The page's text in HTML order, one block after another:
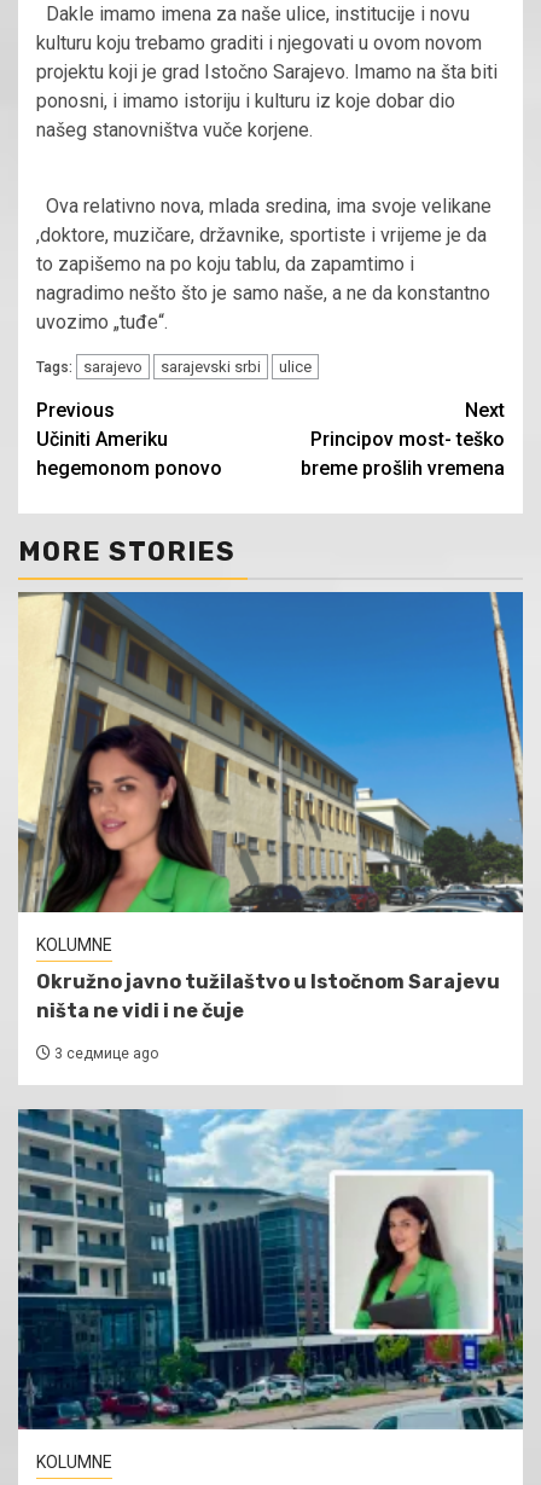
Dakle imamo imena za naše ulice, institucije i novu
kulturu koju trebamo graditi i njegovati u ovom novom
projektu koji je grad Istočno Sarajevo. Imamo na šta biti
ponosni, i imamo istoriju i kulturu iz koje dobar dio
našeg stanovništva vuče korjene.
Ova relativno nova, mlada sredina, ima svoje velikane
,doktore, muzičare, državnike, sportiste i vrijeme je da
to zapišemo na po koju tablu, da zapamtimo i
nagradimo nešto što je samo naše, a ne da konstantno
uvozimo „tuđe“.
Tags: sarajevo sarajevski srbi ulice
Continue
Reading
Previous
Učiniti Ameriku
hegemonom ponovo
Next
Principov most- teško
breme prošlih vremena
MORE STORIES
KOLUMNE
Okružno javno tužilaštvo u Istočnom Sarajevu
ništa ne vidi i ne čuje
3 седмице ago
KOLUMNE